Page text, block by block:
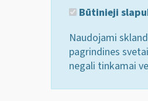
Būtinieji
Naudojami
pagrindines
negali tinkamai